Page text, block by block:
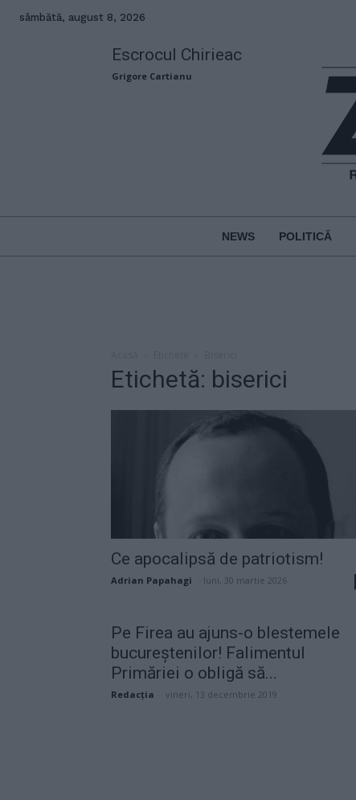
sâmbătă, august 8, 2026
Escrocul Chirieac
Grigore Cartianu
NEWS POLITICĂ
Etichetă: biserici
Ce apocalipsă de patriotism!
Adrian Papahagi luni, 30 martie 2026
Pe Firea au ajuns-o blestemele
bucureștenilor! Falimentul
Primăriei o obligă să...
Redacţia vineri, 13 decembrie 2019